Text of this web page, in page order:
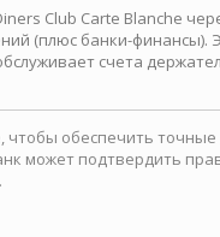
Club Carte Blanche
(плюс банки-финансы).
счета
чтобы обеспечить
может подтвердить